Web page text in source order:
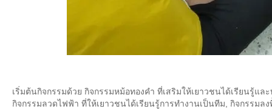
เริ่มต้นกิจกรรมด้วย กิจกรรมหม้อทองคำ ที่เสริมให้เยาวชนได้เรียนรู้แ
กิจกรรมลวดไฟฟ้า ที่ให้เยาวชนได้เรียนรู้การทำงานเป็นทีม, กิจกรรม